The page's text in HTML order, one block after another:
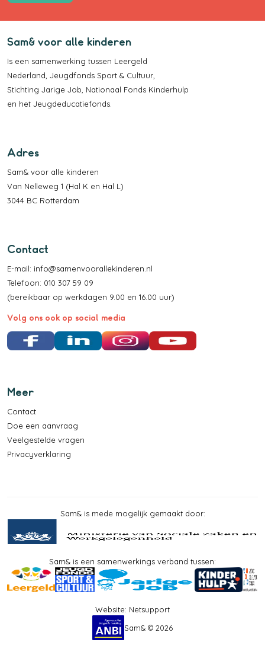
Sam& voor alle kinderen
Is een samenwerking tussen Leergeld
Nederland Jeugdfonds Sport & Cultuur
Stichting Jarige Job Nationaal Fonds Kinderhulp
en het Jeugdeducatiefonds
Adres
Sam& voor alle kinderen
Van Nelleweg 1 (Hal K en Hal L)
3044 BC Rotterdam
Contact
E-mail: info@samenvoorallekinderen.nl
Telefoon: 010 307 59 09
(bereikbaar op werkdagen 9.00 en 16.00 uur)
Volg ons ook op social media
Facebook LinkedIn Instagram YouTube
Meer
Contact
Doe een aanvraag
Veelgestelde vragen
Privacyverklaring
Sam& is mede mogelijk gemaakt door:
Sam& is een samenwerkings verband tussen:
Website: Netsupport
Sam& © 2026